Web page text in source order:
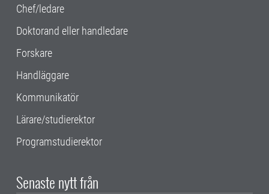
Chef/ledare
Doktorand eller handledare
Forskare
Handläggare
Kommunikatör
Lärare/studierektor
Programstudierektor
Senaste nytt från